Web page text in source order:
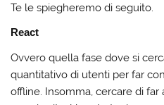
Te le spiegheremo di seguito.
React
Ovvero quella fase dove si
quantitativo di utenti per far
offline. Insomma, cercare di